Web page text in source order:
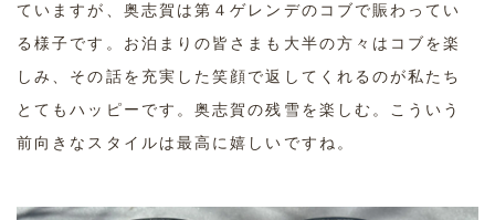
ていますが、奥志賀は第４ゲレンデのコブで賑わってい
る様子です。お泊まりの皆さまも大半の方々はコブを楽
しみ、その話を充実した笑顔で返してくれるのが私たち
とてもハッピーです。奥志賀の残雪を楽しむ。こういう
前向きなスタイルは最高に嬉しいですね。